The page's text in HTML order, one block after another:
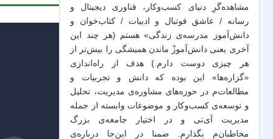
مشاهده‌گرِ دنیای کسب‌وکار، فناوری دیجیتال و
رسانه / عاشق فوتبال و ادبیات / کتاب‌خوان و
دانش‌آموز مدرسه‌ی زندگی» هستم (هر چند این
آخری یعنی دانش‌آموزْ ماندن همیشگی را بیش‌تر از
هر چیزی دوست دارم.) هدف از راه‌اندازی
«گزاره‌ها» این بوده که دانش و تجربیات‌ و
مطالعات‌م در حوزه‌های مشاوره‌ی مدیریت، تحلیل
و توسعه‌ی کسب‌وکار و موضوعات وابسته از جمله
مدیریت آی‌تی و در اختیار جامعه‌ی بزرگ
مخاطبان‌م بگذارم. ضمنا در این‌جا درباره‌ی